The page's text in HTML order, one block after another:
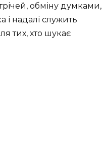
обміну думками,
і надалі служить
тих, хто шукає